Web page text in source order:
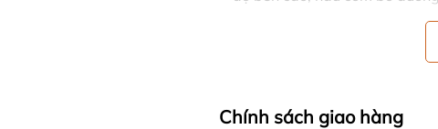
Chính sách giao hàng